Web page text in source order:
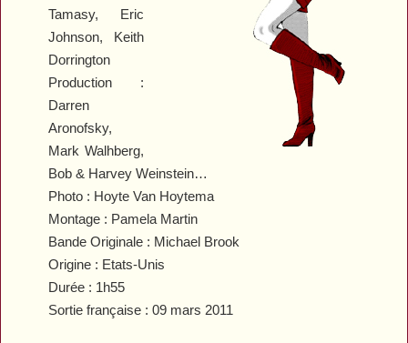
Tamasy, Eric
Johnson, Keith
Dorrington
Production :
Darren
Aronofsky,
Mark Walhberg,
Bob & Harvey Weinstein…
Photo : Hoyte Van Hoytema
Montage : Pamela Martin
Bande Originale : Michael Brook
Origine : Etats-Unis
Durée : 1h55
Sortie française : 09 mars 2011